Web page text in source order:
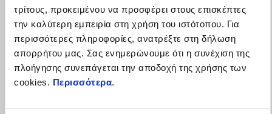
τρίτους, προκειμένου να προσφέρει στους επισκέπτες
την καλύτερη εμπειρία στη χρήση του ιστότοπου. Για
περισσότερες πληροφορίες, ανατρέξτε στη δήλωση
απορρήτου μας. Σας ενημερώνουμε ότι η συνέχιση της
πλοήγησης συνεπάγεται την αποδοχή της χρήσης των
cookies. Περισσότερα.
Η γκάμα V7 δική σου με όφελος 750€ και με DreamRide
Gold από 4,600€ (Επιτόκιο 0%, ΣΕΠΕ 0%)